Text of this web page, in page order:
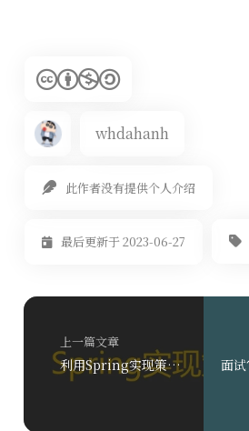
whdahanh
此作者没有提供个人介绍
最后更新于 2023-06-27
上一篇文章
利用Spring实现策略模式